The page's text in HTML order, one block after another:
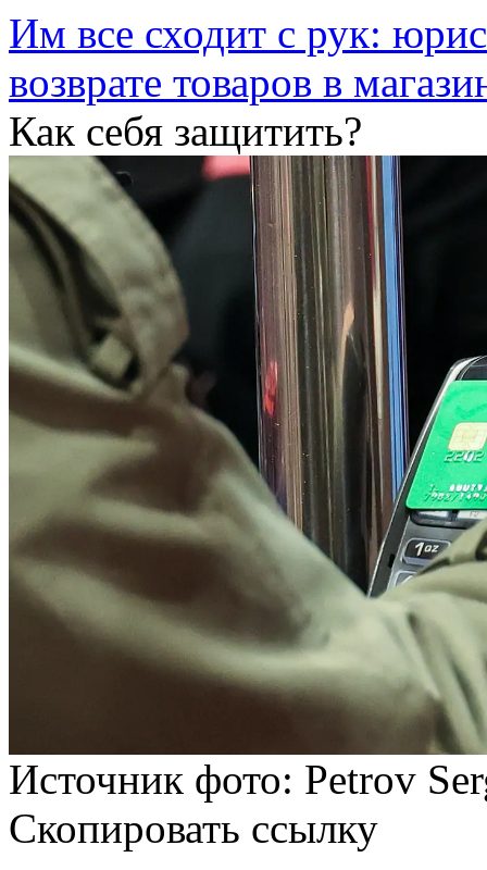
Им все сходит с рук:
возврате товаров в
Как себя защитить?
Источник фото: Petrov
Скопировать ссылку